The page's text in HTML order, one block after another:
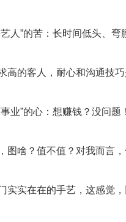
人”的苦：长时间低头、
高的客人，耐心和沟通技巧
业”的心：想赚钱？没问题
图啥？值不值？对我而言，
实实在在的手艺，这感觉